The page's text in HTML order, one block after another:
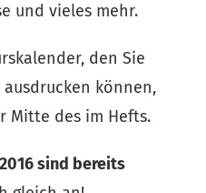
und vieles mehr.
den Sie
können,
Mitte des im Hefts.
sind bereits